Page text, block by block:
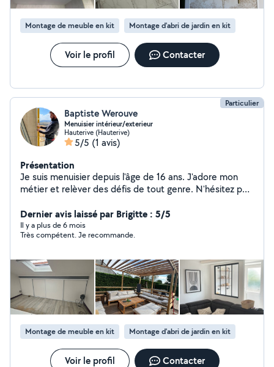
Montage de meuble en kit Montage d'abri de jardin en kit
Voir le profil Contacter
Particulier
Baptiste Werouve
Menuisier intérieur/exterieur
Hauterive (Hauterive)
5/5 (1 avis)
Présentation
Je suis menuisier depuis l'âge de 16 ans. J'adore mon
métier et relèver des défis de tout genre. N'hésitez pas
services.
Dernier avis laissé par Brigitte : 5/5
Il y a plus de 6 mois
Très compétent. Je recommande.
Montage de meuble en kit Montage d'abri de jardin en kit
Voir le profil Contacter